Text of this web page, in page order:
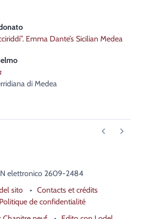
Emma Dante’s Sicilian Medea
di Medea
elettronico 2609-2484
sito
Contacts et crédits
Politique de confidentialité